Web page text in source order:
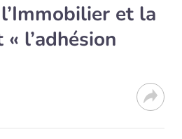
et la
l’adhésion